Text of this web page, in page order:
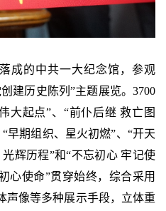
成的中共一大纪念馆，参观
建历史陈列”主题展览。3700
大起点”、“前仆后继 救亡图
早期组织、星火初燃”、“开天
辉历程”和“不忘初心 牢记使
心使命”贯穿始终，综合采用
声像等多种展示手段，立体重